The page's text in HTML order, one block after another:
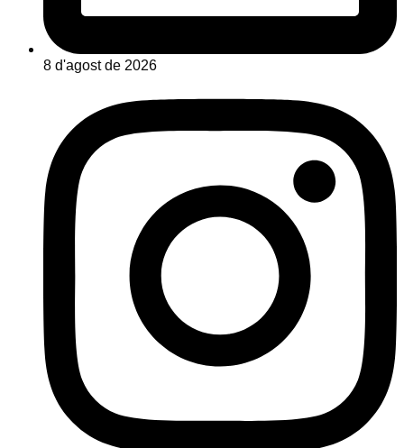
8 d'agost de 2026